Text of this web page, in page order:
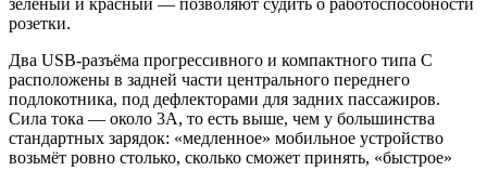
зелёный и красный — позволяют судить о работоспособности
розетки.
Два USB-разъёма прогрессивного и компактного типа C
расположены в задней части центрального переднего
подлокотника, под дефлекторами для задних пассажиров.
Сила тока — около 3А, то есть выше, чем у большинства
стандартных зарядок: «медленное» мобильное устройство
возьмёт ровно столько, сколько сможет принять, «быстрое»